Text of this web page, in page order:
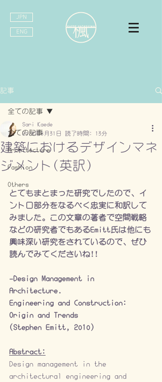
JPN
ENG
記事
全ての記事
Architecture
Fashion
Others
全ての記事
建築におけるデザインマネ
ジメント(英訳)
Sari Kaede
2018年8月31日
読了時間: 13分
とてもまとまった研究でしたので、イ
ントロ部分をなるべく忠実に和訳して
みました。この文章の著者で空間戦略
などの研究者でもあるEmitt氏は他にも
興味深い研究をされているので、ぜひ
読んでみてくださいね!!
-Design Management in
Architecture.
Engineering and Construction:
Origin and Trends
(Stephen Emitt, 2010)
Abstract:
Design management in the
architectural engineering and